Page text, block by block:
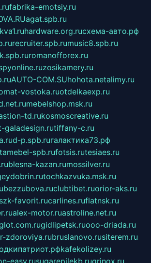
fabrika-emotsiy.ru
agat.spb.ru
hardware.org.ruсхема-авто.рф
recruiter.spb.rumusic8.spb.ru
romanofforex.ru
zosikamery.ru
AUTO-COM.SUhohota.netalimy.ru
vostoka.ruotdelkaexp.ru
mebelshop.msk.ru
td.rukosmoscreative.ru
galadesign.rutiffany-c.ru
d-p.spb.ruгалактика73.рф
spb.rufotsis.rutesiaes.ru
blesna-kazan.rumossilver.ru
tochkazvuka.msk.ru
bezzubova.ruclubtibet.ruorior-aks.ru
szk-favorit.rucarlines.ruflatnsk.ru
alex-motor.ruastroline.net.ru
gidlipetsk.ruooo-driada.ru
zdoroviya.rubruslanovo.rusiterem.ru
kafekolizey.ru
easy.rusugarepilekb.rugrinox.ru